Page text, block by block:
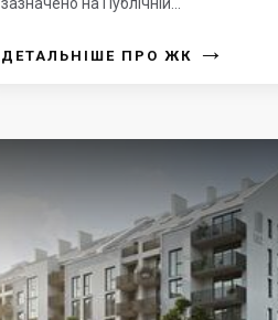
зазначено на Публічній...
ДЕТАЛЬНІШЕ ПРО ЖК →